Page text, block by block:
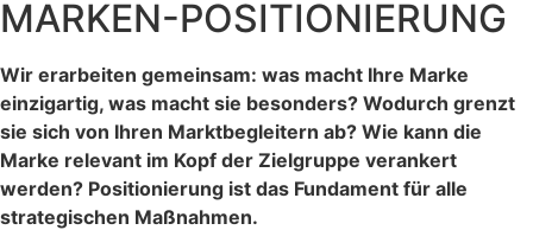
MARKEN-POSITIONIERUNG
Wir erarbeiten gemeinsam: was macht Ihre Marke
einzigartig, was macht sie besonders? Wodurch grenzt
sie sich von Ihren Marktbegleitern ab? Wie kann die
Marke relevant im Kopf der Zielgruppe verankert
werden? Positionierung ist das Fundament für alle
strategischen Maßnahmen.